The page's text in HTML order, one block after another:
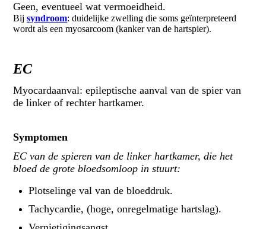
Geen, eventueel wat vermoeidheid.
Bijsyndroom: duidelijke zwelling die soms geïnterpreteerd
wordt als een myosarcoom (kanker van de hartspier).
EC
Myocardaanval: epileptische aanval van de spier van
de linker of rechter hartkamer.
Symptomen
EC van de spieren van de linker hartkamer, die het
bloed de grote bloedsomloop in stuurt:
Plotselinge val van de bloeddruk.
Tachycardie, (hoge, onregelmatige hartslag).